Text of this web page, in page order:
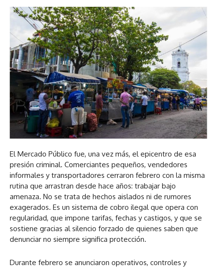
El Mercado Público fue, una vez más, el epicentro de esa
presión criminal. Comerciantes pequeños, vendedores
informales y transportadores cerraron febrero con la misma
rutina que arrastran desde hace años: trabajar bajo
amenaza. No se trata de hechos aislados ni de rumores
exagerados. Es un sistema de cobro ilegal que opera con
regularidad, que impone tarifas, fechas y castigos, y que se
sostiene gracias al silencio forzado de quienes saben que
denunciar no siempre significa protección.
Durante febrero se anunciaron operativos, controles y